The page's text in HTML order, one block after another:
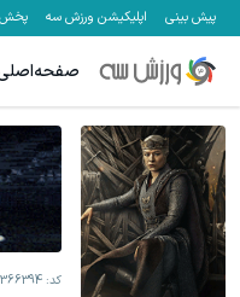
پیش بینی اپلیکیشن ورزش سه پخش
کد:
تا 70 درصد تخفیف محصولات جین وست + خرید در 4 قسط